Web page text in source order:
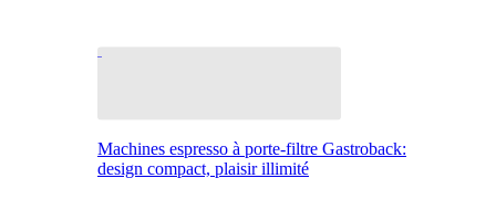
Machines espresso à porte-filtre Gastroback:
design compact, plaisir illimité